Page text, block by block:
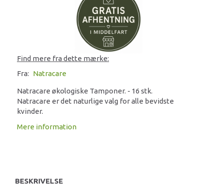
Find mere fra dette mærke:
Fra: Natracare
Natracare økologiske Tamponer. - 16 stk.
Natracare er det naturlige valg for alle bevidste
kvinder.
Mere information
BESKRIVELSE